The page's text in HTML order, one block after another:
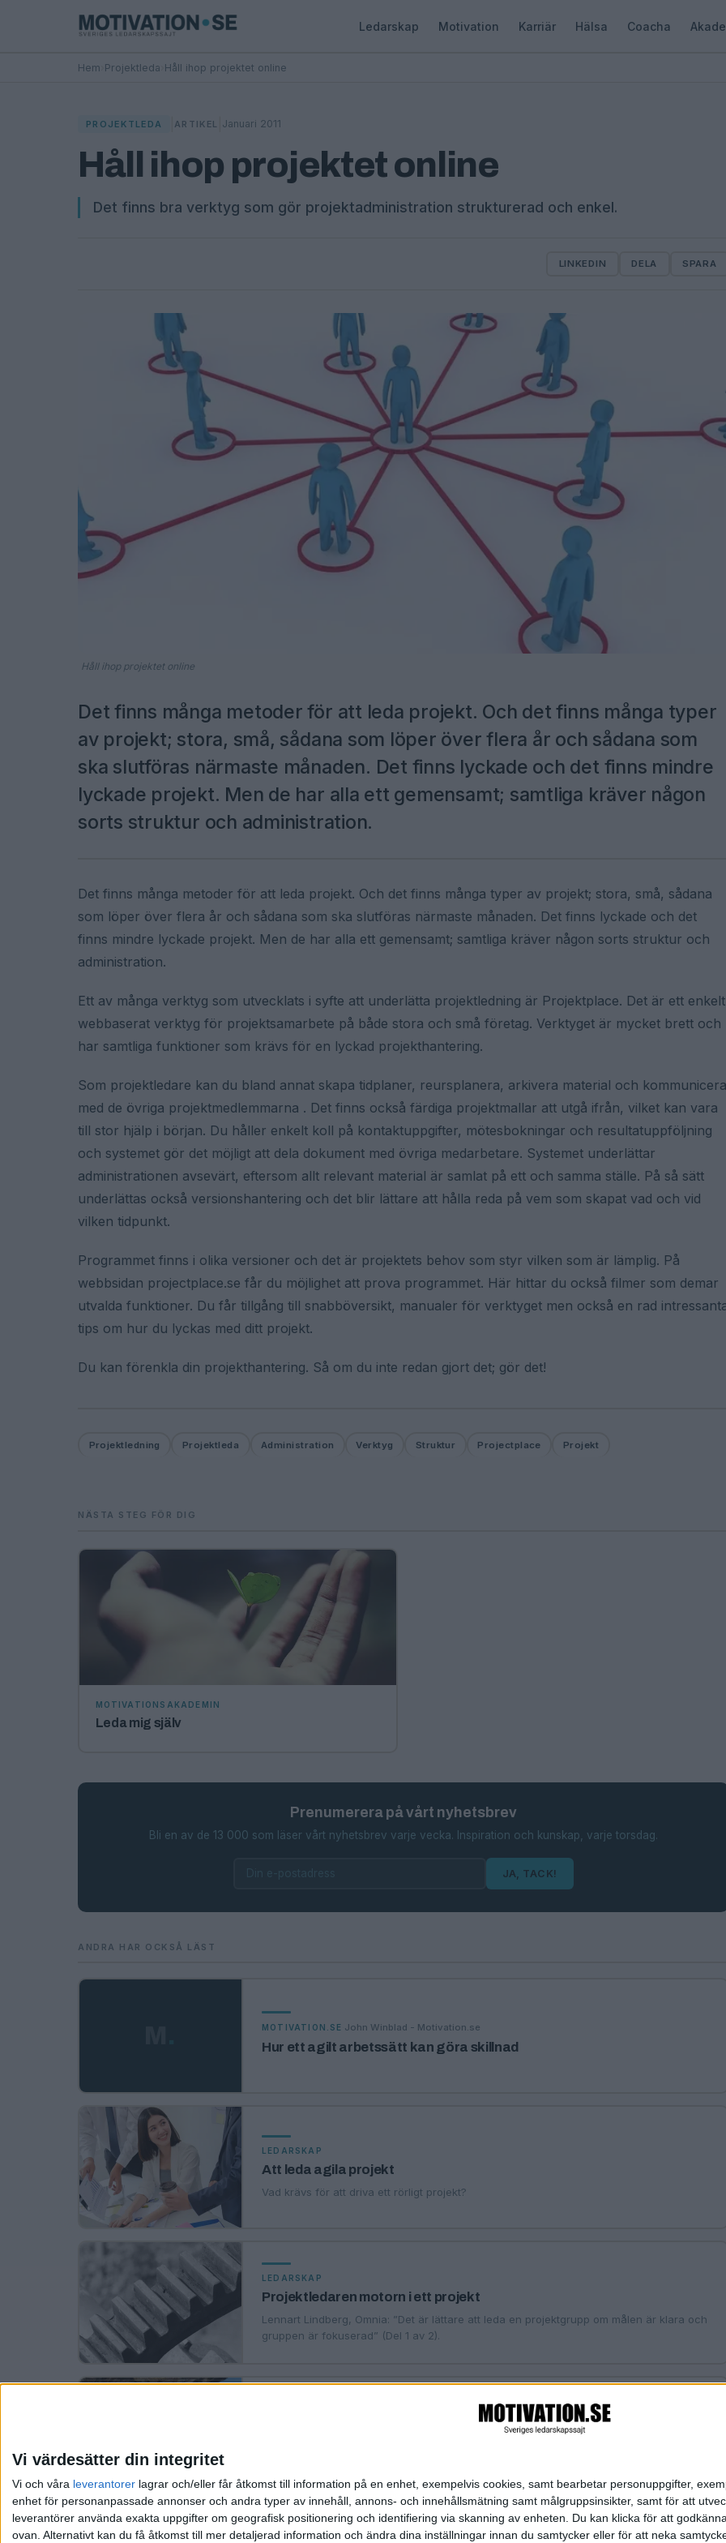
Vi värdesätter din integritet
Vi och våra leverantorer lagrar och/eller får åtkomst till information på en enhet, exempelvis cookies, samt bearbetar personuppgifter,
enhet för personanpassade annonser och andra typer av innehåll, annons- och innehållsmätning samt målgruppsinsikter, samt för att
leverantörer använda exakta uppgifter om geografisk positionering och identifiering via skanning av enheten. Du kan klicka för att
ovan. Alternativt kan du få åtkomst till mer detaljerad information och ändra dina inställningar innan du samtycker eller för att neka
Ledarskap Motivation Karriär Hälsa Coacha
Hem Projektleda Håll ihop projektet online
PROJEKTLEDA ARTIKEL Januari 2011
Håll ihop projektet online
Det finns bra verktyg som gör projektadministration strukturerad och enkel.
LINKEDIN DELA SPARA
Håll ihop projektet online
Det finns många metoder för att leda projekt. Och det finns många typer
av projekt; stora, små, sådana som löper över flera år och sådana som
ska slutföras närmaste månaden. Det finns lyckade och det finns mindre
lyckade projekt. Men de har alla ett gemensamt; samtliga kräver någon
sorts struktur och administration.
Det finns många metoder för att leda projekt. Och det finns många typer av projekt; stora, små, sådana
som löper över flera år och sådana som ska slutföras närmaste månaden. Det finns lyckade och det
finns mindre lyckade projekt. Men de har alla ett gemensamt; samtliga kräver någon sorts struktur och
administration.
Ett av många verktyg som utvecklats i syfte att underlätta projektledning är Projektplace. Det är ett enkelt
webbaserat verktyg för projektsamarbete på både stora och små företag. Verktyget är mycket brett och
har samtliga funktioner som krävs för en lyckad projekthantering.
Som projektledare kan du bland annat skapa tidplaner, reursplanera, arkivera material och kommunicera
med de övriga projektmedlemmarna . Det finns också färdiga projektmallar att utgå ifrån, vilket kan vara
till stor hjälp i början. Du håller enkelt koll på kontaktuppgifter, mötesbokningar och resultatuppföljning
och systemet gör det möjligt att dela dokument med övriga medarbetare. Systemet underlättar
administrationen avsevärt, eftersom allt relevant material är samlat på ett och samma ställe. På så sätt
underlättas också versionshantering och det blir lättare att hålla reda på vem som skapat vad och vid
vilken tidpunkt.
Programmet finns i olika versioner och det är projektets behov som styr vilken som är lämplig. På
webbsidan projectplace.se får du möjlighet att prova programmet. Här hittar du också filmer som demar
utvalda funktioner. Du får tillgång till snabböversikt, manualer för verktyget men också en rad
tips om hur du lyckas med ditt projekt.
Du kan förenkla din projekthantering. Så om du inte redan gjort det; gör det!
Projektledning Projektleda Administration Verktyg Struktur Projectplace Projekt
NÄSTA STEG FÖR DIG
MOTIVATIONSAKADEMIN
Leda mig själv
Prenumerera på vårt nyhetsbrev
Bli en av de 13 000 som läser vårt nyhetsbrev varje vecka. Inspiration och kunskap, varje torsdag.
JA, TACK!
ANDRA HAR OCKSÅ LÄST
MOTIVATION.SE John Winblad - Motivation.se
Hur ett agilt arbetssätt kan göra skillnad
LEDARSKAP
Att leda agila projekt
Vad krävs för att driva ett rörligt projekt?
LEDARSKAP
Projektledaren motorn i ett projekt
Lennart Lindberg, Omnia: ”Det är lättare att leda en projektgrupp om målen är klara och
gruppen är fokuserad” (Del 1 av 2).